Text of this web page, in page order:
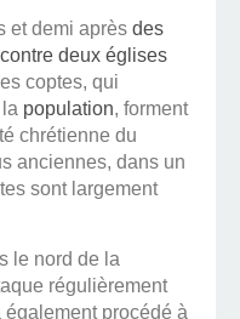
et demi après des
deux églises
coptes, qui
population, forment
chrétienne du
anciennes, dans un
sont largement
le nord de la
régulièrement
également procédé à